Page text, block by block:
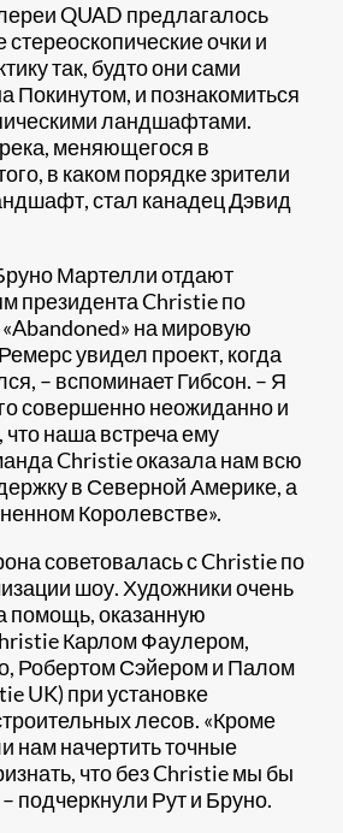
QUAD предлагалось
стереоскопические очки и
так, будто они сами
Покинутом, и познакомиться
ландшафтами.
меняющегося в
в каком порядке зрители
стал канадец Дэвид
Мартелли отдают
президента Christie по
на мировую
увидел проект, когда
– вспоминает Гибсон. – Я
совершенно неожиданно и
наша встреча ему
Christie оказала нам всю
в Северной Америке, а
Королевстве».
советовалась с Christie по
шоу. Художники очень
помощь, оказанную
Карлом Фаулером,
Робертом Сэйером и Палом
UK) при установке
лесов. «Кроме
нам начертить точные
что без Christie мы бы
подчеркнули Рут и Бруно.